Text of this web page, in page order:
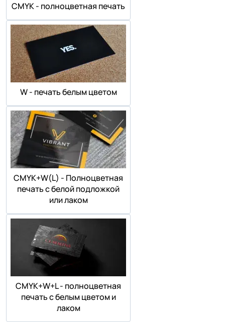
СMYK - полноцветная печать
W - печать белым цветом
СMYK+W(L) - Полноцветная
печать с белой подложкой
или лаком
СMYK+W+L - полноцветная
печать с белым цветом и
лаком